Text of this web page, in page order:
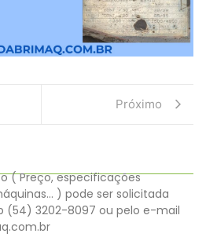
Próximo
( Preço, especificações
) pode ser solicitada
(54) 3202-8097 ou pelo e-mail